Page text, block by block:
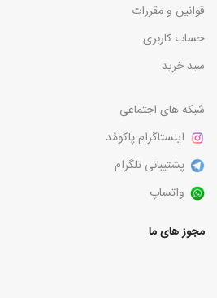
قوانین و مقررات
حساب کاربری
سبد خرید
شبکه های اجتماعی
اینستاگرام پاکومُد
پشتیبانی تلگرام
واتساپ
مجوز های ما